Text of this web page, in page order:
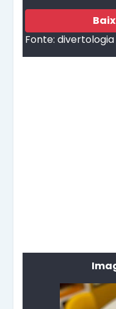
Fonte: divertologia